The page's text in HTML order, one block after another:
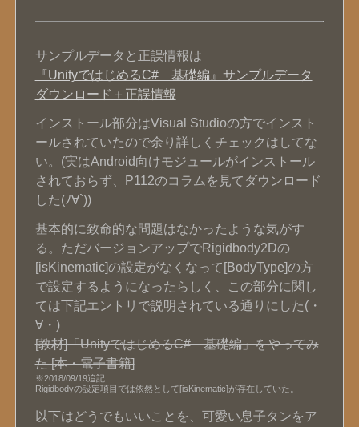
サンプルデータと正誤情報は
『UnityではじめるC# 基礎編』サンプルデータ
ダウンロード＋正誤情報
インストール部分はVisual Studioの方でインスト
ールされていたので余り詳しくチェックはしてな
い。(実はAndroid向けモジュールがインストール
されておらず、P112のコラムを見てダウンロード
した(ﾉ∀`))
基本的に致命的な問題はなかったような気がす
る。ただバージョンアップでRigidbody2Dの
[isKinematic]の設定がなくなって[BodyType]の方
で設定するようになったらしく、この部分に関し
ては下記エントリで説明されている通りにした(・
∀・)
[教材]「UnityではじめるC# 基礎編」をやってみ
た [本・電子書籍]
※2018/09/19追記
Rigidbodyの設定項目では依然として[isKinematic]が存在していた。
以下はどうでもいいことを、可愛い息子タンをア